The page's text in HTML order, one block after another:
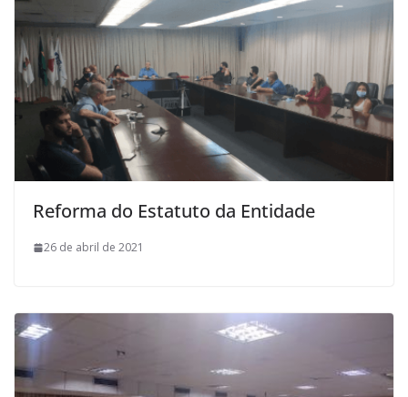
Reforma do Estatuto da Entidade
26 de abril de 2021